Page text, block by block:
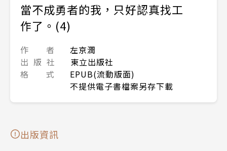
當不成勇者的我，只好認真找工
作了。(4)
作 者
左京潤
出 版 社
東立出版社
格 式
EPUB(流動版面)
不提供電子書檔案另存下載
出版資訊